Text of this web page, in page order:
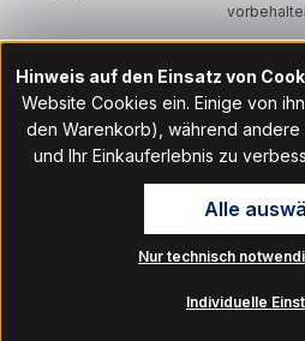
Hinweis auf den Einsatz von
Website Cookies ein. Einige von
den Warenkorb), während
und Ihr Einkauferlebnis zu
notwendigen Cookies mit Klick auf
Klick auf "Nur technisch
Zugang zu den Cookie-
unserer Website im Menüpunkt
Nur technisch
Individuelle
Alle